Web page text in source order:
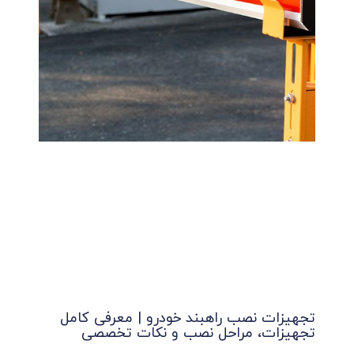
تجهیزات نصب راهبند خودرو | معرفی کامل
تجهیزات، مراحل نصب و نکات تخصصی